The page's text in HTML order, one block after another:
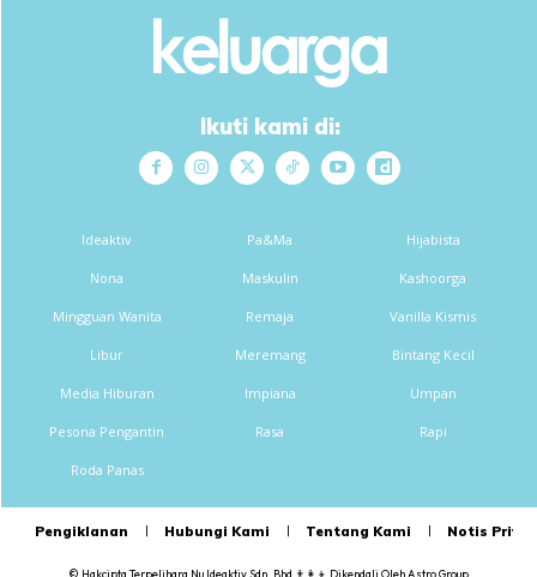
Ikuti kami di:
Ideaktiv
Nona
Mingguan Wanita
Libur
Media Hiburan
Pesona Pengantin
Roda Panas
Pa&Ma
Maskulin
Remaja
Meremang
Impiana
Rasa
Hijabista
Kashoorga
Vanilla Kismis
Bintang Kecil
Umpan
Rapi
Pengiklanan Hubungi Kami Tentang Kami Notis
© Hakcipta Terpelihara Nu Ideaktiv Sdn. Bhd 👨‍👩‍👦 Dikendali OlehAstro Group